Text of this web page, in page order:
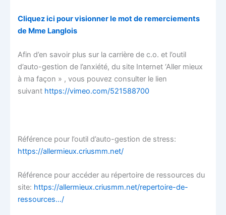
Cliquez ici pour visionner le mot de remerciements
de Mme Langlois
Afin d’en savoir plus sur la carrière de c.o. et l’outil
d’auto-gestion de l’anxiété, du site Internet ‘Aller mieux
à ma façon » , vous pouvez consulter le lien
suivant https://vimeo.com/521588700
Référence pour l’outil d’auto-gestion de stress:
https://allermieux.criusmm.net/
Référence pour accéder au répertoire de ressources du
site: https://allermieux.criusmm.net/repertoire-de-
ressources…/